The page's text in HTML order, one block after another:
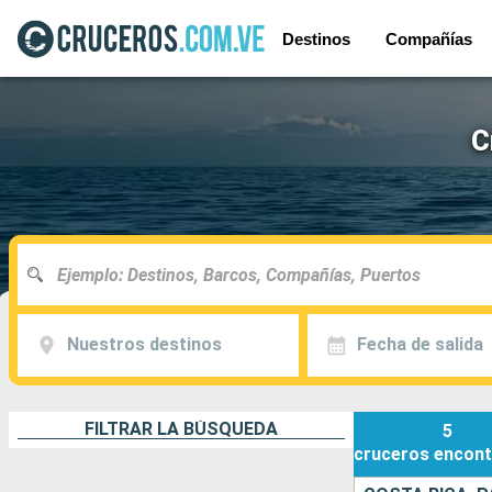
Destinos Compañías
Nuestros destinos Fecha de salida
FILTRAR LA BÚSQUEDA
5
cruceros